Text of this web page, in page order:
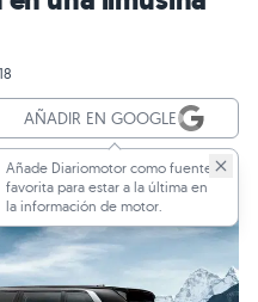
AÑADIR EN GOOGLE
Añade Diariomotor como fuente
favorita para estar a la última en
la información de motor.